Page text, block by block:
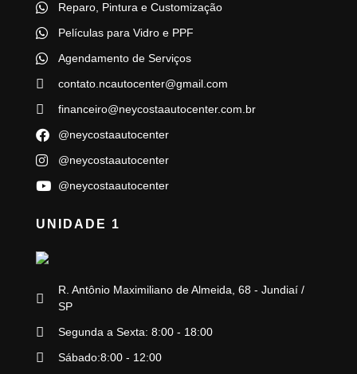
Reparo, Pintura e Customização
Películas para Vidro e PPF
Agendamento de Serviços
contato.ncautocenter@gmail.com
financeiro@neycostaautocenter.com.br
@neycostaautocenter
@neycostaautocenter
@neycostaautocenter
UNIDADE 1
R. Antônio Maximiliano de Almeida, 68 - Jundiaí /
SP
Segunda a Sexta: 8:00 - 18:00
Sábado:8:00 - 12:00